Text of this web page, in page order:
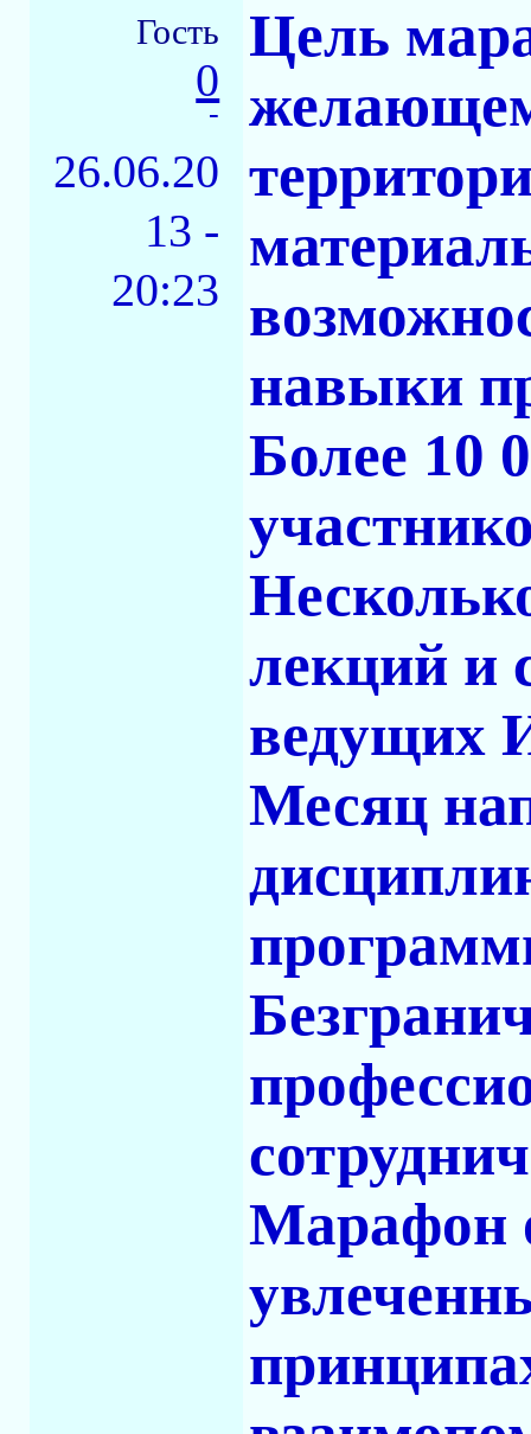
Гость
0
-
26.06.20
13 -
20:23
Цель
навыки
Более 10
лекций и
ведущих
Месяц
Марафон